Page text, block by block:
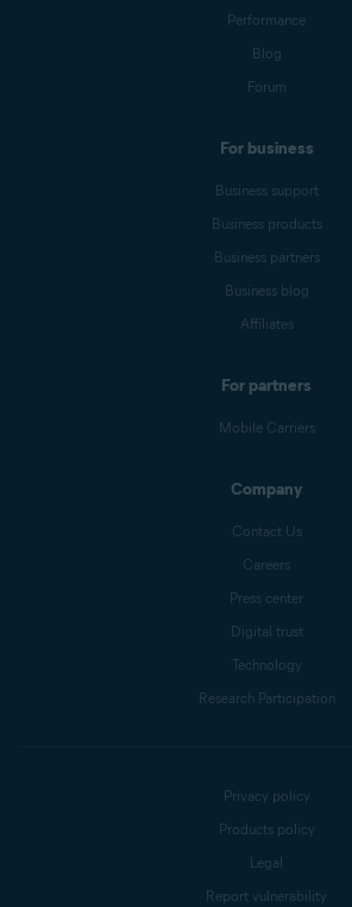
Performance
Blog
Forum
For business
Business support
Business products
Business partners
Business blog
Affiliates
For partners
Mobile Carriers
Company
Contact Us
Careers
Press center
Digital trust
Technology
Research Participation
Privacy policy
Products policy
Legal
Report vulnerability